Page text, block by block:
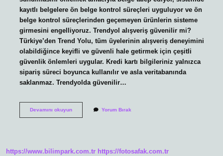
kayıtlı belgelere ön belge kontrol süreçleri uyguluyor ve ön
belge kontrol süreçlerinden geçemeyen ürünlerin sisteme
girmesini engelliyoruz. Trendyol alışveriş güvenilir mi?
Türkiye’den Trend Yolu, tüm üyelerinin alışveriş deneyimini
olabildiğince keyifli ve güvenli hale getirmek için çeşitli
güvenlik önlemleri uygular. Kredi kartı bilgileriniz yalnızca
sipariş süreci boyunca kullanılır ve asla veritabanında
saklanmaz. Trendyolda güvenilir…
Devamını okuyunTrendyol
Yorum Bırak
https://www.bilimpark.com.tr https://fotosafak.com.tr